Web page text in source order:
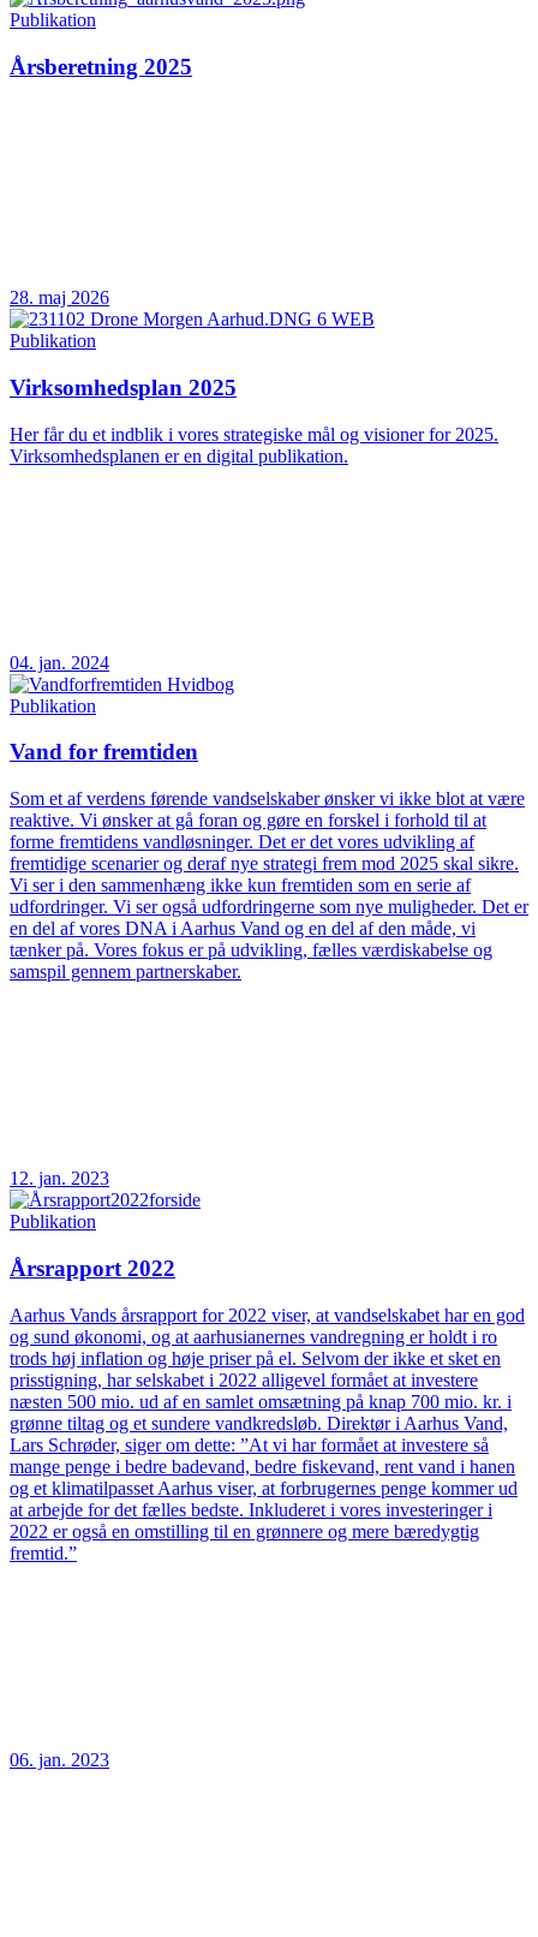
Publikation
Årsberetning 2025
28. maj 2026
Publikation
Virksomhedsplan 2025
Her får du et indblik i vores strategiske mål og visioner for 2025.
Virksomhedsplanen er en digital publikation.
04. jan. 2024
Publikation
Vand for fremtiden
Som et af verdens førende vandselskaber ønsker vi ikke blot at være
reaktive. Vi ønsker at gå foran og gøre en forskel i forhold til at
forme fremtidens vandløsninger. Det er det vores udvikling af
fremtidige scenarier og deraf nye strategi frem mod 2025 skal sikre.
Vi ser i den sammenhæng ikke kun fremtiden som en serie af
udfordringer. Vi ser også udfordringerne som nye muligheder. Det er
en del af vores DNA i Aarhus Vand og en del af den måde, vi
tænker på. Vores fokus er på udvikling, fælles værdiskabelse og
samspil gennem partnerskaber.
12. jan. 2023
Publikation
Årsrapport 2022
Aarhus Vands årsrapport for 2022 viser, at vandselskabet har en god
og sund økonomi, og at aarhusianernes vandregning er holdt i ro
trods høj inflation og høje priser på el. Selvom der ikke et sket en
prisstigning, har selskabet i 2022 alligevel formået at investere
næsten 500 mio. ud af en samlet omsætning på knap 700 mio. kr. i
grønne tiltag og et sundere vandkredsløb. Direktør i Aarhus Vand,
Lars Schrøder, siger om dette: ”At vi har formået at investere så
mange penge i bedre badevand, bedre fiskevand, rent vand i hanen
og et klimatilpasset Aarhus viser, at forbrugernes penge kommer ud
at arbejde for det fælles bedste. Inkluderet i vores investeringer i
2022 er også en omstilling til en grønnere og mere bæredygtig
fremtid.”
06. jan. 2023